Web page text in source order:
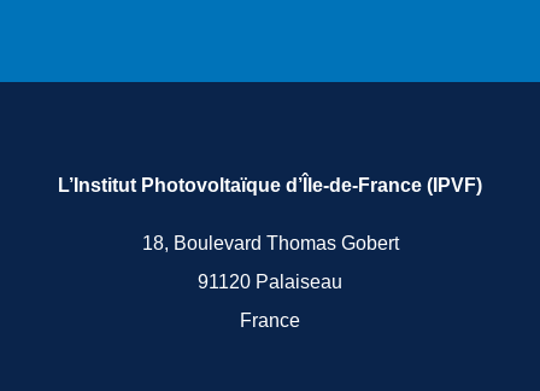
L’Institut Photovoltaïque d’Île-de-France (IPVF)
18, Boulevard Thomas Gobert
91120 Palaiseau
France